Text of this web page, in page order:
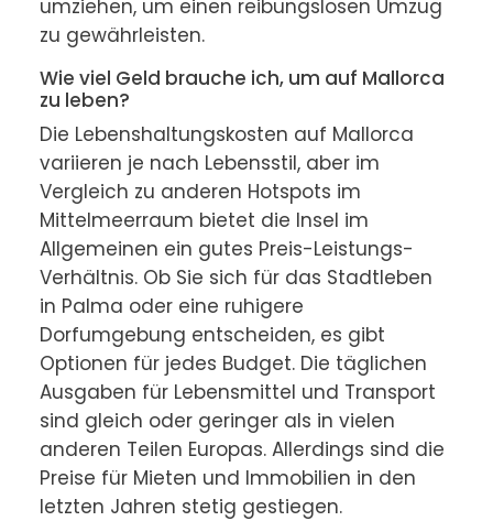
umziehen, um einen reibungslosen Umzug
zu gewährleisten.
Wie viel Geld brauche ich, um auf Mallorca
zu leben?
Die Lebenshaltungskosten auf Mallorca
variieren je nach Lebensstil, aber im
Vergleich zu anderen Hotspots im
Mittelmeerraum bietet die Insel im
Allgemeinen ein gutes Preis-Leistungs-
Verhältnis. Ob Sie sich für das Stadtleben
in Palma oder eine ruhigere
Dorfumgebung entscheiden, es gibt
Optionen für jedes Budget. Die täglichen
Ausgaben für Lebensmittel und Transport
sind gleich oder geringer als in vielen
anderen Teilen Europas. Allerdings sind die
Preise für Mieten und Immobilien in den
letzten Jahren stetig gestiegen.